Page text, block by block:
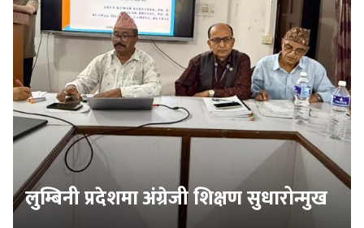
लुम्बिनी प्रदेशमा अंग्रेजी शिक्षण सुधारोन्मुख